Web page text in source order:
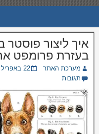
איך ליצור פוסטר
בעזרת פרומפט
מערכת האתר 22 באפריל 2026
תגובות